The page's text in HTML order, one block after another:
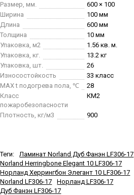
Размер, мм.
600 × 100
Ширина
100 мм
Длина
600 мм
Толщина
10 мм
Упаковка, м2
1.56 кв. м.
Упаковка, кг.
13.2 кг
Упаковка, шт.
26
Износостойкость
33 класс
MAX t подогрева пола, ℃
28
Класс
пожаробезопасности
КМ2
Плотность, кг/м3 900
Теги:
Ламинат Norland Дуб Фанэн LF306-17
Norland Herringbone Elegant 10 LF306-17
Норланд Херрингбон Элегант 10 LF306-17
Norland LF306-17
Норланд LF306-17
Дуб Фанэн LF306-17